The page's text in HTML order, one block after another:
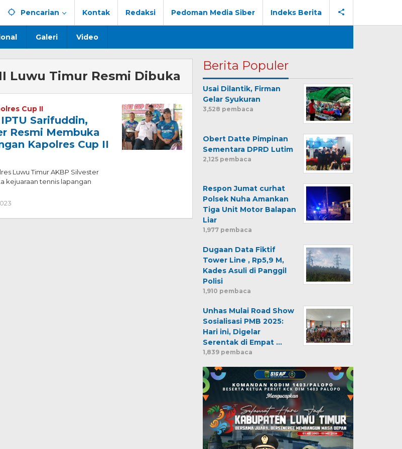
Pencarian Kontak Redaksi Pedoman Media Siber Indeks Berita
Galeri Video
Luwu Timur Resmi Dibuka
Cup II
Sarifuddin,
Resmi Membuka
Kapolres Cup II
Luwu Timur AKBP Silvester
kejuaraan tennis lapangan
Berita Populer
Usai Dilantik, Firman
Gelar Syukuran
3,528 pembaca
Obert Datte Pimpinan
Sementara DPRD Lutim
2,125 pembaca
Respon Jumat curhat
Polsek Nuha Amankan
Tiga Unit Motor Balapan
Liar
1,977 pembaca
Dugaan Data Fiktif
Tower Line , Rp5,9 M,
Kades Asuli di Panggil
Polisi
1,910 pembaca
Unhas Mulai Road Show
Sosialisasi PMB 2025:
Hari ini, Digelar
Serentak di Empat …
1,839 pembaca